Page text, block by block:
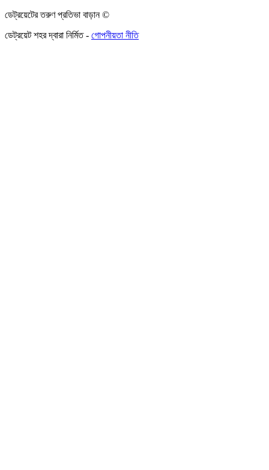
ডেট্রয়েটের তরুণ প্রতিভা বাড়ান ©
ডেট্রয়েট শহর দ্বারা নির্মিত - গোপনীয়তা নীতি